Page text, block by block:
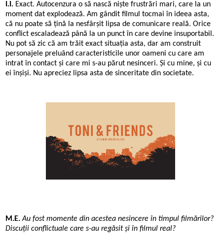
I.I. Exact. Autocenzura o să nască niște frustrări mari, care la un
moment dat explodează. Am gândit filmul tocmai în ideea asta,
că nu poate să țină la nesfârșit lipsa de comunicare reală. Orice
conflict escaladează până la un punct în care devine insuportabil.
Nu pot să zic că am trăit exact situația asta, dar am construit
personajele preluând caracteristicile unor oameni cu care am
intrat în contact și care mi s-au părut nesinceri. Și cu mine, și cu
ei înșiși. Nu apreciez lipsa asta de sinceritate din societate.
M.E.Au fost momente din acestea nesincere în timpul filmărilor?
Discuții conflictuale care s-au regăsit și în filmul real?